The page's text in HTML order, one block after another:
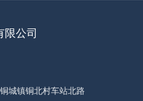
公司
城镇铜北村车站北路